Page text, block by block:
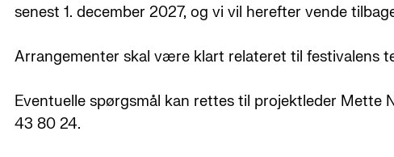
senest 1. december 2027, og vi vil herefter vende
Arrangementer skal være klart relateret til festivalens
Eventuelle spørgsmål kan rettes til projektleder Mette
43 80 24.